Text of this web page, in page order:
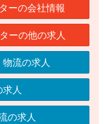
ーの会社情報
ーの他の求人
流の求人
人
の求人